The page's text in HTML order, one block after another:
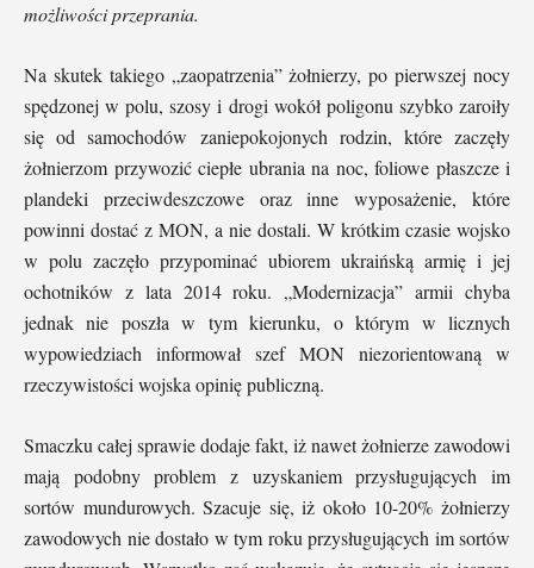
możliwości przeprania.
Na skutek takiego „zaopatrzenia” żołnierzy, po pierwszej nocy
spędzonej w polu, szosy i drogi wokół poligonu szybko zaroiły
się od samochodów zaniepokojonych rodzin, które zaczęły
żołnierzom przywozić ciepłe ubrania na noc, foliowe płaszcze i
plandeki przeciwdeszczowe oraz inne wyposażenie, które
powinni dostać z MON, a nie dostali. W krótkim czasie wojsko
w polu zaczęło przypominać ubiorem ukraińską armię i jej
ochotników z lata 2014 roku. „Modernizacja” armii chyba
jednak nie poszła w tym kierunku, o którym w licznych
wypowiedziach informował szef MON niezorientowaną w
rzeczywistości wojska opinię publiczną.
Smaczku całej sprawie dodaje fakt, iż nawet żołnierze zawodowi
mają podobny problem z uzyskaniem przysługujących im
sortów mundurowych. Szacuje się, iż około 10-20% żołnierzy
zawodowych nie dostało w tym roku przysługujących im sortów